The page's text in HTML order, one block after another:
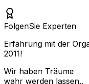
FolgenSie Experten
Erfahrung mit der
2011!
Wir haben Träume
wahr werden lassen..